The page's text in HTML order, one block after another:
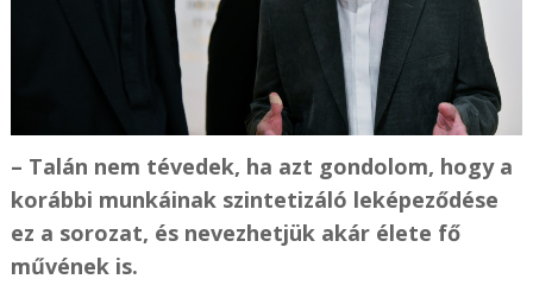
– Talán nem tévedek, ha azt gondolom, hogy a
korábbi munkáinak szintetizáló leképeződése
ez a sorozat, és nevezhetjük akár élete fő
művének is.